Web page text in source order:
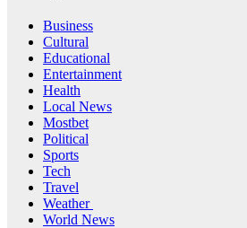
Business
Cultural
Educational
Entertainment
Health
Local News
Mostbet
Political
Sports
Tech
Travel
Weather
World News